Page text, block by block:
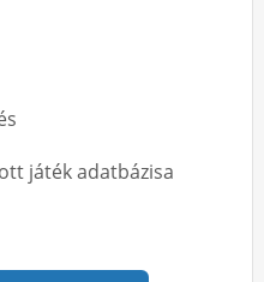
játék adatbázisa